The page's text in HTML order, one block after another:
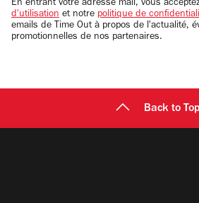
En entrant votre adresse mail, vous
d'utilisation et notre politique de
emails de Time Out à propos de l'actualité,
promotionnelles de nos partenaires.
Back to Top